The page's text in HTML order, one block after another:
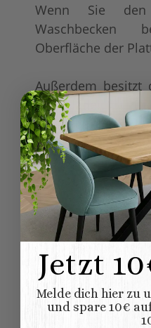
Wenn Sie den
Oberfläche der
Außerdem besitzt
Schublade
!
Waschbecken ist
Echte Schubladen
an dieser Stelle,
Wert
Lieferung:
Plattenoberseite
Möbel
Lieferung:
Material:
Jetzt
Melde dich hier zu
und spare 10€